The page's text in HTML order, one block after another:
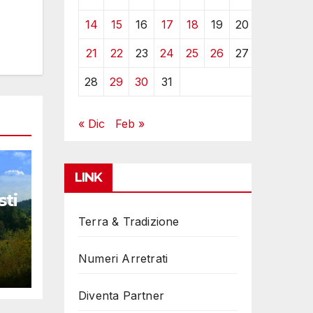
14 15 16 17 18 19 20
21 22 23 24 25 26 27
28 29 30 31
« Dic Feb »
LINK
Terra & Tradizione
Numeri Arretrati
Diventa Partner